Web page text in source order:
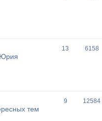
Юрия
13 6158
тем
9 12584